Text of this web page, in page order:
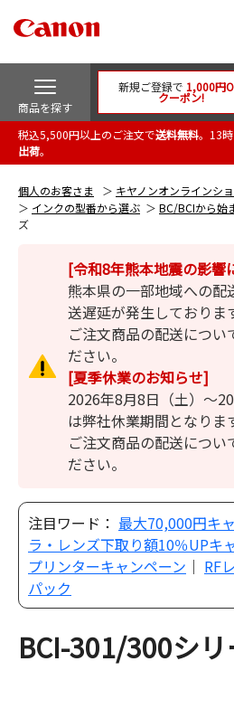
商品を探す
新規ご登録で 1,000円
クーポン!
税込5,500円以上のご注文で送料無料。13
出荷。
個人のお客さま キヤノンオンラインシ
インクの型番から選ぶ
BC/BCIから始
ズ
[令和8年熊本地震の影響
熊本県の一部地域への配
送遅延が発生しておりま
ご注文商品の配送につい
ださい。
[夏季休業のお知らせ]
2026年8月8日（土）～
は弊社休業期間となりま
ご注文商品の配送につい
ださい。
注目ワード： 最大70,000円キ
ラ・レンズ下取り額10％UPキ
プリンターキャンペーン ｜ RF
パック
BCI-301/300シ